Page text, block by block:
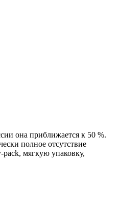
она приближается к 50 %.
полное отсутствие
pack, мягкую упаковку,